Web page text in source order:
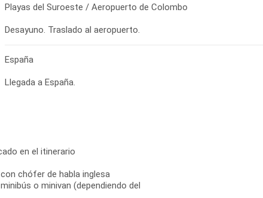
Playas del Suroeste / Aeropuerto de Colombo
Desayuno. Traslado al aeropuerto.
España
Llegada a España.
en el itinerario
chófer de habla inglesa
o minivan (dependiendo del